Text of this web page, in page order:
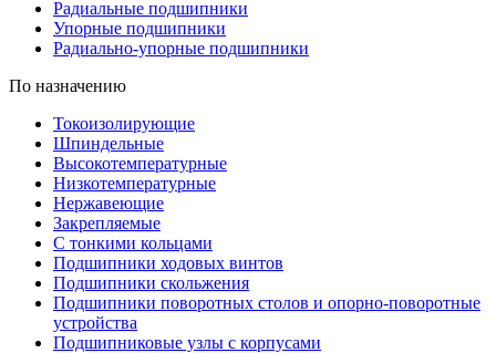
Радиальные подшипники
Упорные подшипники
Радиально-упорные подшипники
По назначению
Токоизолирующие
Шпиндельные
Высокотемпературные
Низкотемпературные
Нержавеющие
Закрепляемые
С тонкими кольцами
Подшипники ходовых винтов
Подшипники скольжения
Подшипники поворотных столов и опорно-поворотные
устройства
Подшипниковые узлы с корпусами